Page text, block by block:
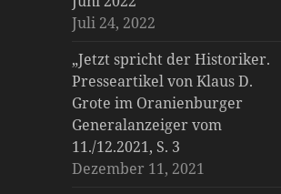
Juli 24, 2022
„Jetzt spricht der Historiker.
Presseartikel von Klaus D.
Grote im Oranienburger
Generalanzeiger vom
11./12.2021, S. 3
Dezember 11, 2021